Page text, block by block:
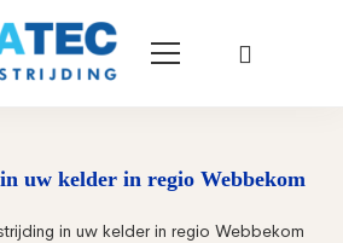
uw kelder in regio Webbekom
in uw kelder in regio Webbekom